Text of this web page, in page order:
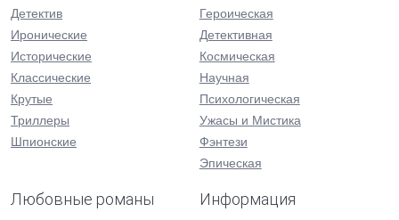
Детектив
Иронические
Исторические
Классические
Крутые
Триллеры
Шпионские
Героическая
Детективная
Космическая
Научная
Психологическая
Ужасы и Мистика
Фэнтези
Эпическая
Любовные романы Информация